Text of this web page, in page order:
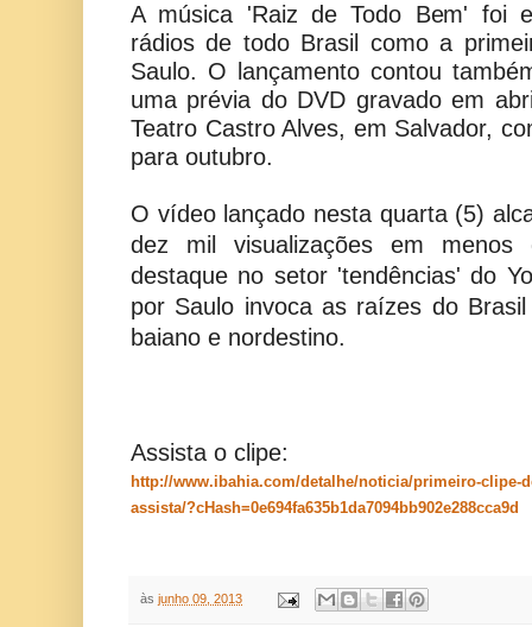
A música 'Raiz de Todo Bem' foi
rádios de todo Brasil como a
Saulo. O lançamento contou
uma prévia do DVD gravado em
Teatro Castro Alves, em Salvador,
para outubro.
O vídeo lançado nesta quarta (5)
dez mil visualizações em menos
destaque no setor 'tendências' do
por Saulo invoca as raízes do
baiano e nordestino.
Assista o clipe:
http://www.ibahia.com/detalhe/noticia/primeiro-clipe-
assista/?cHash=0e694fa635b1da7094bb902e288cca9d
às junho 09, 2013